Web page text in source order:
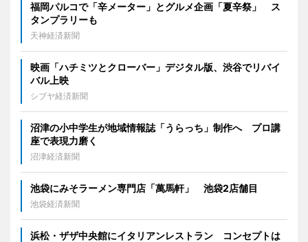
福岡パルコで「辛メーター」とグルメ企画「夏辛祭」 ス
タンプラリーも
天神経済新聞
映画「ハチミツとクローバー」デジタル版、渋谷でリバイ
バル上映
シブヤ経済新聞
沼津の小中学生が地域情報誌「うらっち」制作へ プロ講
座で表現力磨く
沼津経済新聞
池袋にみそラーメン専門店「萬馬軒」 池袋2店舗目
池袋経済新聞
浜松・ザザ中央館にイタリアンレストラン コンセプトは